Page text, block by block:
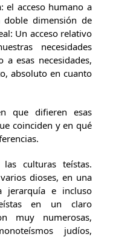
el acceso humano a
doble dimensión de
Un acceso relativo
necesidades
esas necesidades,
absoluto en cuanto
que difieren esas
coinciden y en qué
las culturas teístas.
dioses, en una
jerarquía e incluso
en un claro
muy numerosas,
judíos,